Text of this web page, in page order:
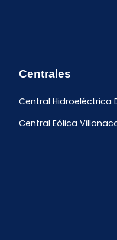
Centrales
Central Hidroeléctrica
Central Eólica